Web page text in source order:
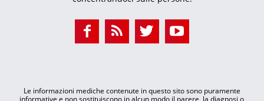
Le informazioni mediche contenute in questo sito sono puramente
informative e non sostituiscono in alcun modo il parere, la diagnosi o